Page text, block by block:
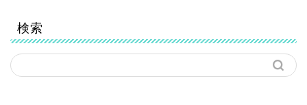
検索